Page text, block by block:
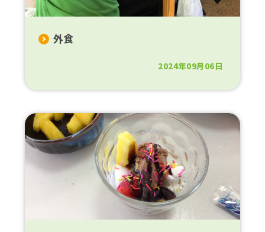
外食
2024年09月06日